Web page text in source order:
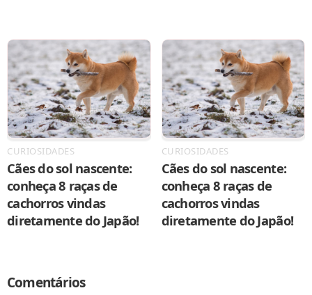
CURIOSIDADES
Cães do sol nascente:
conheça 8 raças de
cachorros vindas
diretamente do Japão!
CURIOSIDADES
Cães do sol nascente:
conheça 8 raças de
cachorros vindas
diretamente do Japão!
Comentários